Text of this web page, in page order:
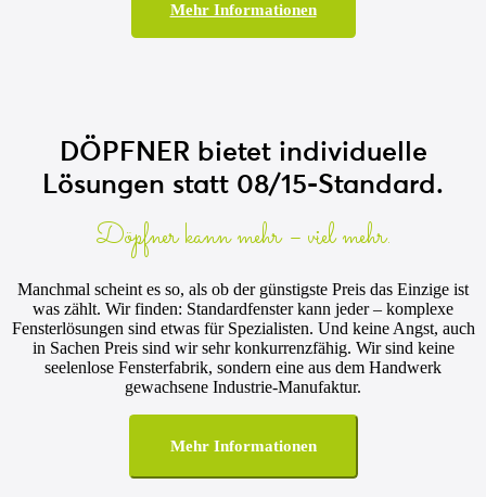
Mehr Informationen
DÖPFNER bietet individuelle
Lösungen statt 08/15-Standard.
Döpfner kann mehr – viel mehr.
Manchmal scheint es so, als ob der günstigste Preis das Einzige ist
was zählt. Wir finden: Standardfenster kann jeder – komplexe
Fensterlösungen sind etwas für Spezialisten. Und keine Angst, auch
in Sachen Preis sind wir sehr konkurrenzfähig. Wir sind keine
seelenlose Fensterfabrik, sondern eine aus dem Handwerk
gewachsene Industrie-Manufaktur.
Mehr Informationen